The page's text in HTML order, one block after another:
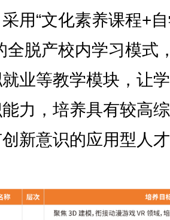
用“文化素养课程+
全脱产校内学习模式
业等教学模块，让
力，培养具有较高
新意识的应用型人